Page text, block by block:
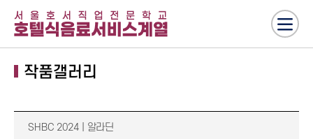
작품갤러리
SHBC 2024 | 알라딘